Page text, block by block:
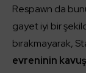
Respawn da
gayet iyi bir
bırakmayarak,
evreninin